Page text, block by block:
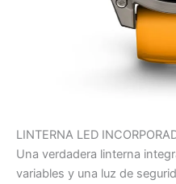
LINTERNA LED
Una verdadera linterna
variables y una luz de